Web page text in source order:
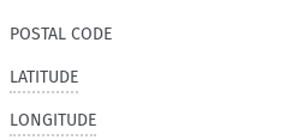
POSTAL CODE
LATITUDE
LONGITUDE